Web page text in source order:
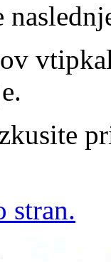
stran.